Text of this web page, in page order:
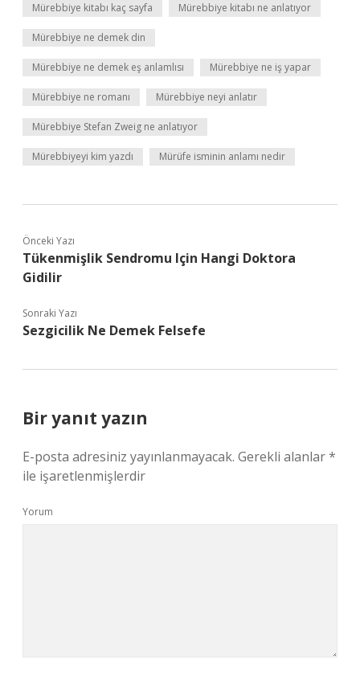
Mürebbiye kitabı kaç sayfa Mürebbiye kitabı ne anlatıyor
Mürebbiye ne demek din
Mürebbiye ne demek eş anlamlısı Mürebbiye ne iş yapar
Mürebbiye ne romanı Mürebbiye neyi anlatır
Mürebbiye Stefan Zweig ne anlatıyor
Mürebbiyeyi kim yazdı Mürüfe isminin anlamı nedir
Önceki Yazı
Tükenmişlik Sendromu Için Hangi Doktora
Gidilir
Sonraki Yazı
Sezgicilik Ne Demek Felsefe
Bir yanıt yazın
E-posta adresiniz yayınlanmayacak. Gerekli alanlar*
ile işaretlenmişlerdir
Yorum